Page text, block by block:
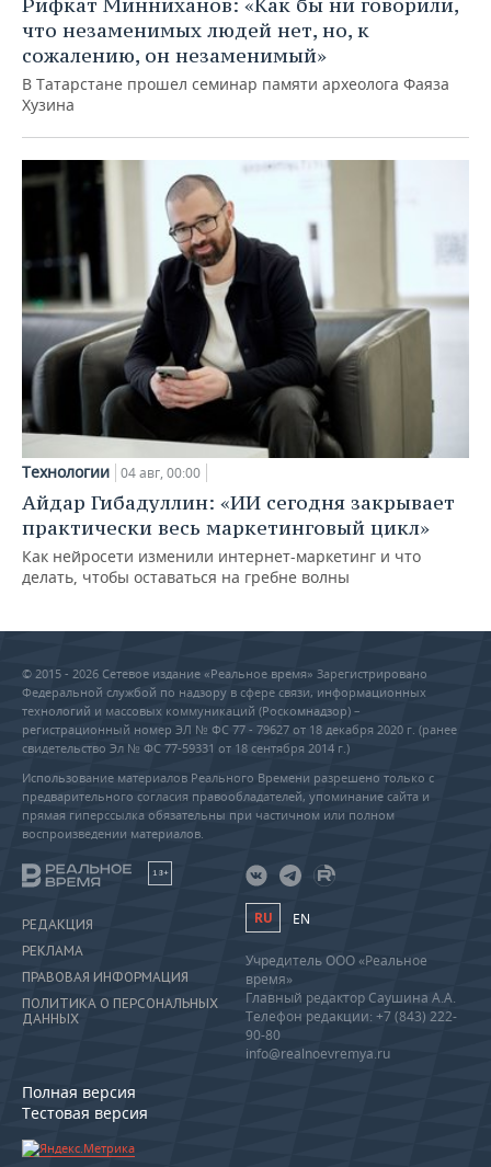
Рифкат Минниханов: «Как бы ни говорили,
что незаменимых людей нет, но, к
сожалению, он незаменимый»
В Татарстане прошел семинар памяти археолога Фаяза
Хузина
Технологии 04 авг, 00:00
Айдар Гибадуллин: «ИИ сегодня закрывает
практически весь маркетинговый цикл»
Как нейросети изменили интернет-маркетинг и что
делать, чтобы оставаться на гребне волны
© 2015 - 2026 Сетевое издание «Реальное время» Зарегистрировано
Федеральной службой по надзору в сфере связи, информационных
технологий и массовых коммуникаций (Роскомнадзор) –
регистрационный номер ЭЛ № ФС 77 - 79627 от 18 декабря 2020 г. (ранее
свидетельство Эл № ФС 77-59331 от 18 сентября 2014 г.)
Использование материалов Реального Времени разрешено только с
предварительного согласия правообладателей, упоминание сайта и
прямая гиперссылка обязательны при частичном или полном
воспроизведении материалов.
18+
РЕДАКЦИЯ
РЕКЛАМА
ПРАВОВАЯ ИНФОРМАЦИЯ
ПОЛИТИКА О ПЕРСОНАЛЬНЫХ
ДАННЫХ
Полная версия
Тестовая версия
RU EN
Учредитель ООО «Реальное
время»
Главный редактор Саушина А.А.
Телефон редакции: +7 (843) 222-
90-80
info@realnoevremya.ru